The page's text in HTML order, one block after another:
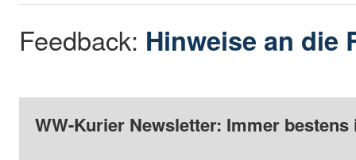
Feedback: Hinweise an die
WW-Kurier Newsletter: Immer